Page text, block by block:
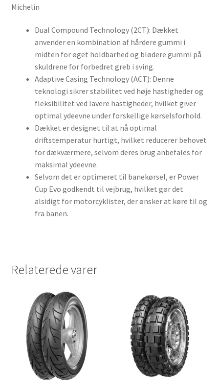
Michelin
Dual Compound Technology (2CT): Dækket
anvender en kombination af hårdere gummi i
midten for øget holdbarhed og blødere gummi på
skuldrene for forbedret greb i sving.
Adaptive Casing Technology (ACT): Denne
teknologi sikrer stabilitet ved høje hastigheder og
fleksibilitet ved lavere hastigheder, hvilket giver
optimal ydeevne under forskellige kørselsforhold.
Dækket er designet til at nå optimal
driftstemperatur hurtigt, hvilket reducerer behovet
for dækværmere, selvom deres brug anbefales for
maksimal ydeevne.
Selvom det er optimeret til banekørsel, er Power
Cup Evo godkendt til vejbrug, hvilket gør det
alsidigt for motorcyklister, der ønsker at køre til og
fra banen.
Relaterede varer